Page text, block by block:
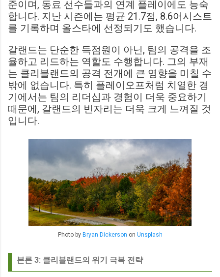
준이며, 동료 선수들과의 연계 플레이에도 능숙
합니다. 지난 시즌에는 평균 21.7점, 8.6어시스트
를 기록하며 올스타에 선정되기도 했습니다.
갈랜드는 단순한 득점원이 아닌, 팀의 공격을 조
율하고 리드하는 역할도 수행합니다. 그의 부재
는 클리블랜드의 공격 전개에 큰 영향을 미칠 수
밖에 없습니다. 특히 플레이오프처럼 치열한 경
기에서는 팀의 리더십과 경험이 더욱 중요하기
때문에, 갈랜드의 빈자리는 더욱 크게 느껴질 것
입니다.
Photo by Bryan Dickerson on Unsplash
본론 3: 클리블랜드의 위기 극복 전략